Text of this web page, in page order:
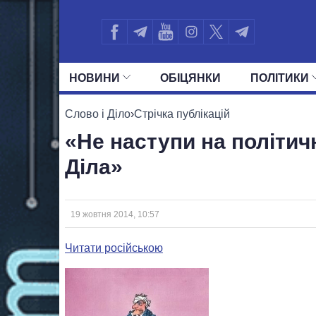
НОВИНИ ОБIЦЯНКИ ПОЛIТИКИ
УСІ ПОЛІТИКИ
Слово і Діло›Стрічка публікацій
«Не наступи на
Діла»
19 жовтня 2014, 10:57
Читати російською